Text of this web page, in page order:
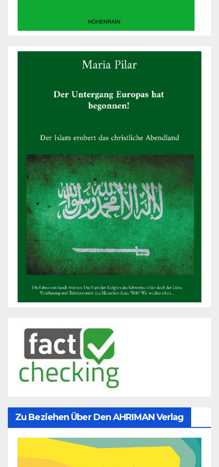
Zu Beziehen Über Den AHRIMAN Verlag